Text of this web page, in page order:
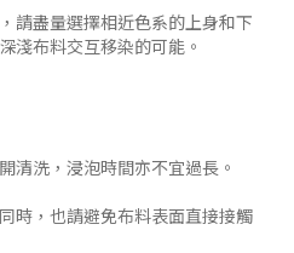
請盡量選擇相近色系的上身和下
淺布料交互移染的可能。
清洗，浸泡時間亦不宜過長。
時，也請避免布料表面直接接觸